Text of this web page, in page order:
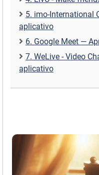
5. imo-International
aplicativo
6. Google Meet —
7. WeLive - Video
aplicativo